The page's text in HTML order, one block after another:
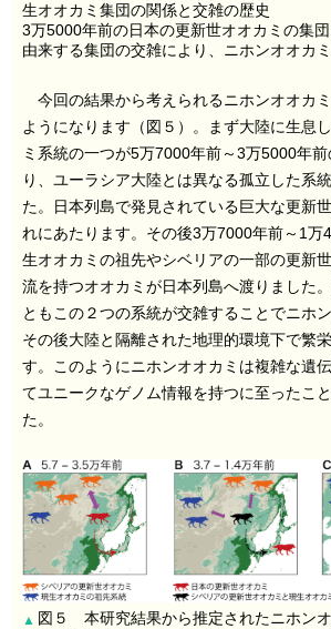
生オオカミ集団の関係と交雑の歴史
3万5000年前の日本の更新世オオカミの集
由来する集団の交雑により、ニホンオオカミ
今回の結果から考えられるニホンオオカ
ようになります（図５）。まず大陸に生息
ミ系統の一つが5万7000年前～3万5000年
り、ユーラシア大陸とは異なる孤立した系
た。日本列島で発見されている巨大な更新
れにあたります。その後3万7000年前～1万
生オオカミの祖先やシベリアの一部の更新
流を持つオオカミが日本列島へ渡りました
ともこの２つの系統が交雑することでニホ
その後大陸と隔離された地理的環境下で繁
す。このようにニホンオオカミは複雑な遺
てユニークなゲノム情報を持つに至ったこ
た。
▲ 図５ 本研究結果から推定されたニホン